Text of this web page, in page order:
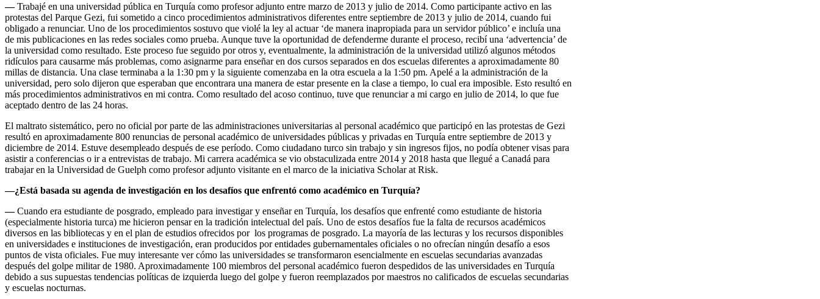
—Trabajé en una universidad pública en Turquía como profesor adjunto entre marzo de 2013 y julio de 2014. Como participante activo en las
protestas del Parque Gezi, fui sometido a cinco procedimientos administrativos diferentes entre septiembre de 2013 y julio de 2014, cuando fui
obligado a renunciar. Uno de los procedimientos sostuvo que violé la ley al actuar ‘de manera inapropiada para un servidor público’ e incluía una
de mis publicaciones en las redes sociales como prueba. Aunque tuve la oportunidad de defenderme durante el proceso, recibí una ‘advertencia’ de
la universidad como resultado. Este proceso fue seguido por otros y, eventualmente, la administración de la universidad utilizó algunos métodos
ridículos para causarme más problemas, como asignarme para enseñar en dos cursos separados en dos escuelas diferentes a aproximadamente 80
millas de distancia. Una clase terminaba a la 1:30 pm y la siguiente comenzaba en la otra escuela a la 1:50 pm. Apelé a la administración de la
universidad, pero solo dijeron que esperaban que encontrara una manera de estar presente en la clase a tiempo, lo cual era imposible. Esto resultó en
más procedimientos administrativos en mi contra. Como resultado del acoso continuo, tuve que renunciar a mi cargo en julio de 2014, lo que fue
aceptado dentro de las 24 horas.
El maltrato sistemático, pero no oficial por parte de las administraciones universitarias al personal académico que participó en las protestas de Gezi
resultó en aproximadamente 800 renuncias de personal académico de universidades públicas y privadas en Turquía entre septiembre de 2013 y
diciembre de 2014. Estuve desempleado después de ese período. Como ciudadano turco sin trabajo y sin ingresos fijos, no podía obtener visas para
asistir a conferencias o ir a entrevistas de trabajo. Mi carrera académica se vio obstaculizada entre 2014 y 2018 hasta que llegué a Canadá para
trabajar en la Universidad de Guelph como profesor adjunto visitante en el marco de la iniciativa Scholar at Risk.
—¿Está basada su agenda de investigación en los desafíos que enfrentó como académico en Turquía?
—Cuando era estudiante de posgrado, empleado para investigar y enseñar en Turquía, los desafíos que enfrenté como estudiante de historia
(especialmente historia turca) me hicieron pensar en la tradición intelectual del país. Uno de estos desafíos fue la falta de recursos académicos
diversos en las bibliotecas y en el plan de estudios ofrecidos por los programas de posgrado. La mayoría de las lecturas y los recursos disponibles
en universidades e instituciones de investigación, eran producidos por entidades gubernamentales oficiales o no ofrecían ningún desafío a esos
puntos de vista oficiales. Fue muy interesante ver cómo las universidades se transformaron esencialmente en escuelas secundarias avanzadas
después del golpe militar de 1980. Aproximadamente 100 miembros del personal académico fueron despedidos de las universidades en Turquía
debido a sus supuestas tendencias políticas de izquierda luego del golpe y fueron reemplazados por maestros no calificados de escuelas secundarias
y escuelas nocturnas.